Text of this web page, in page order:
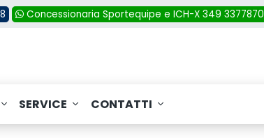
Concessionaria Sportequipe e ICH-X 349 3377870
SERVICE CONTATTI